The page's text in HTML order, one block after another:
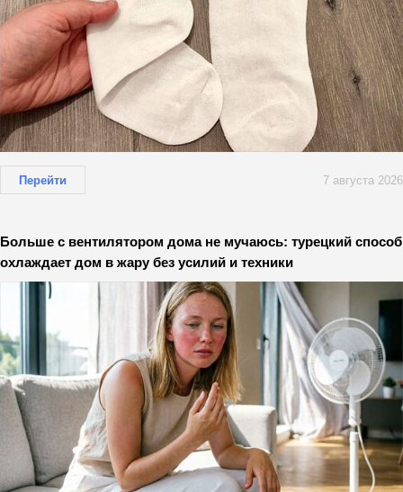
Перейти 7 августа 2026
Больше с вентилятором дома не мучаюсь: турецкий способ
охлаждает дом в жару без усилий и техники